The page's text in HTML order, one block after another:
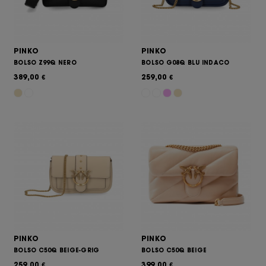
PINKO
BOLSO Z99Q NERO
389,00 €
PINKO
BOLSO G08Q BLU INDACO
259,00 €
PINKO
BOLSO C50Q BEIGE-GRIG
PINKO
BOLSO C50Q BEIGE